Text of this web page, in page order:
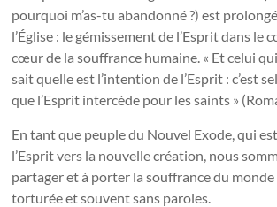
pourquoi m’as-tu abandonné ?) est
l’Église : le gémissement de l’Esprit dans le
cœur de la souffrance humaine. « Et celui
sait quelle est l’intention de l’Esprit : c’est
que l’Esprit intercède pour les saints »
En tant que peuple du Nouvel Exode, qui
l’Esprit vers la nouvelle création, nous
partager et à porter la souffrance du
torturée et souvent sans paroles.